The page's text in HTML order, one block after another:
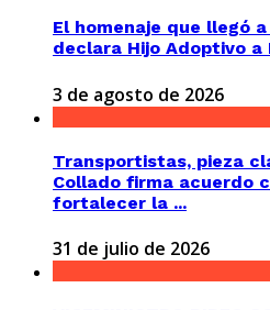
El homenaje que llegó
declara Hijo Adoptivo a
3 de agosto de 2026
Transportistas, pieza
Collado firma acuerdo
fortalecer la ...
31 de julio de 2026